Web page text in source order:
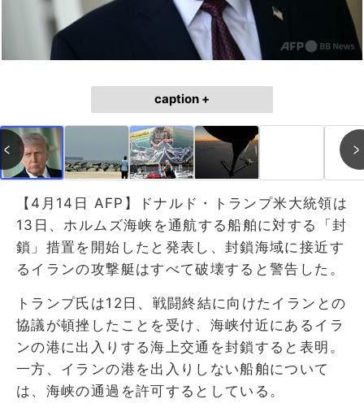
caption +
【4月14日 AFP】ドナルド・トランプ米大統領は
13日、ホルムズ海峡を通航する船舶に対する「封
鎖」措置を開始したと発表し、封鎖海域に接近す
るイランの攻撃艇はすべて破壊すると警告した。
トランプ氏は12日、戦闘終結に向けたイランとの
協議が頓挫したことを受け、海峡付近にあるイラ
ンの港に出入りする海上交通を封鎖すると表明。
一方、イランの港を出入りしない船舶について
は、海峡の通過を許可するとしている。